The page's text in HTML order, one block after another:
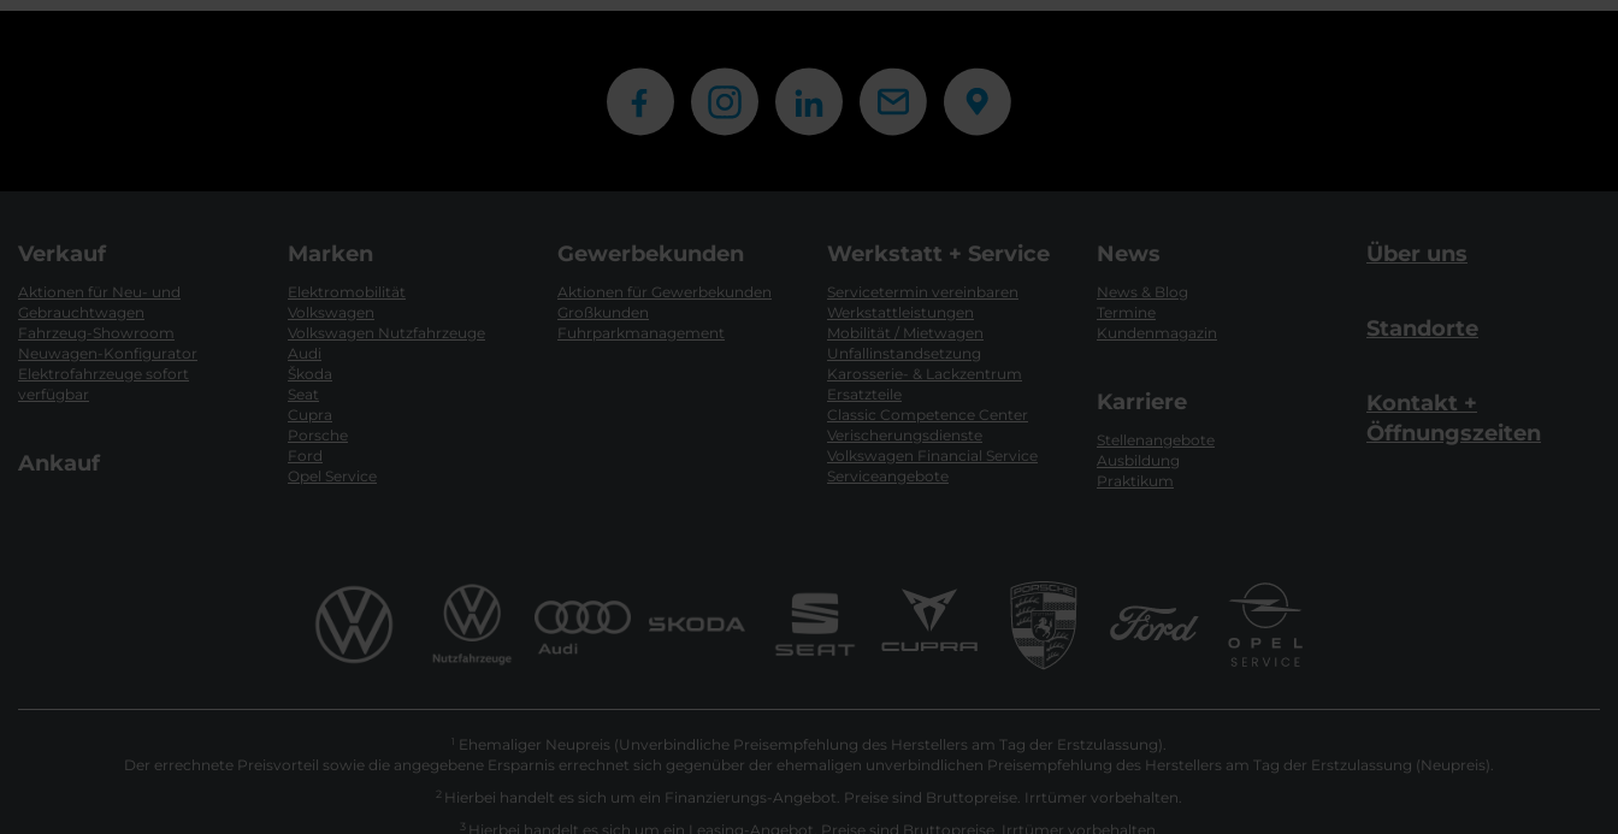
Verkauf
Aktionen für Neu- und
Gebrauchtwagen
Fahrzeug-Showroom
Neuwagen-Konfigurator
Elektrofahrzeuge sofort
verfügbar
Ankauf
Marken
Elektromobilität
Volkswagen
Volkswagen Nutzfahrzeuge
Audi
Škoda
Seat
Cupra
Porsche
Ford
Opel Service
Gewerbekunden
Aktionen für Gewerbekunden
Großkunden
Fuhrparkmanagement
Werkstatt + Service
Servicetermin vereinbaren
Werkstattleistungen
Mobilität / Mietwagen
Unfallinstandsetzung
Karosserie- & Lackzentrum
Ersatzteile
Classic Competence Center
Verischerungsdienste
Volkswagen Financial Service
Serviceangebote
News
News & Blog
Termine
Kundenmagazin
Karriere
Stellenangebote
Ausbildung
Praktikum
Über uns
Standorte
Kontakt +
Öffnungszeiten
1 Ehemaliger Neupreis (Unverbindliche Preisempfehlung des Herstellers am Tag der Erstzulassung).
Der errechnete Preisvorteil sowie die angegebene Ersparnis errechnet sich gegenüber der ehemaligen unverbindlichen Preisempfehlung des Herstellers am Tag der Erstzulassung (Neupreis).
2 Hierbei handelt es sich um ein Finanzierungs-Angebot. Preise sind Bruttopreise. Irrtümer vorbehalten.
3 Hierbei handelt es sich um ein Leasing-Angebot. Preise sind Bruttopreise. Irrtümer vorbehalten.